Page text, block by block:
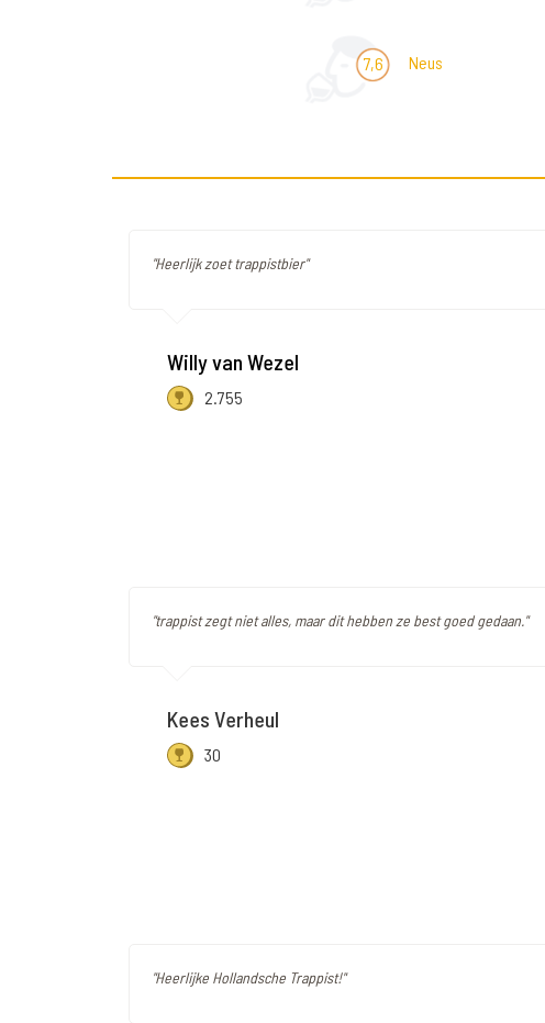
7,6 Neus
"Heerlijk zoet trappistbier"
Willy van Wezel
2.755
"trappist zegt niet alles, maar dit hebben ze best goed gedaan."
Kees Verheul
30
"Heerlijke Hollandsche Trappist!"